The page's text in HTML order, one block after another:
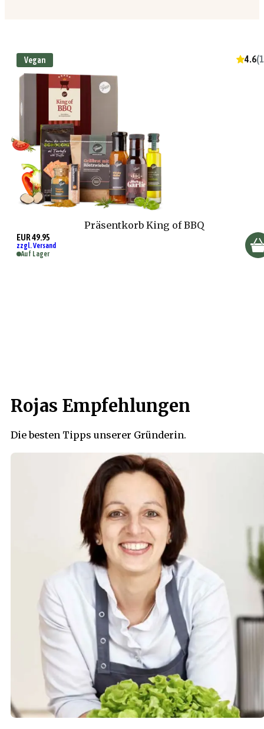
Vegan 4.6(
Präsentkorb King of BBQ
EUR 49.95
zzgl. Versand
Auf Lager
Rojas Empfehlungen
Die besten Tipps unserer Gründerin.